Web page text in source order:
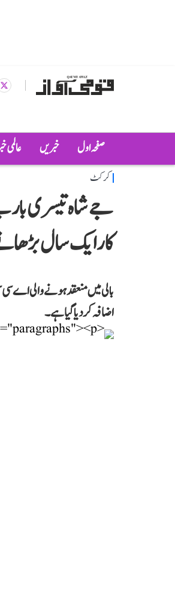
صفحہ اول خبریں عالمی
کرکٹ
جے شاہ تیسری
کار ایک سال
بالی میں منعقد ہونے والی اے
اضافہ کر دیا گیا ہے۔